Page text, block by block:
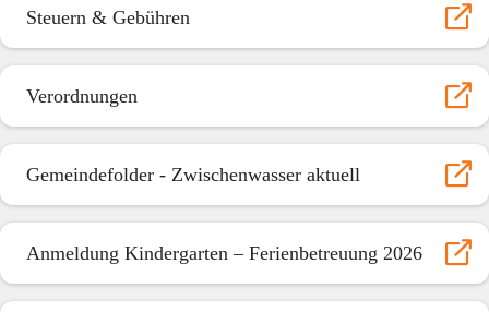
Steuern & Gebühren
Verordnungen
Gemeindefolder - Zwischenwasser aktuell
Anmeldung Kindergarten – Ferienbetreuung 2026